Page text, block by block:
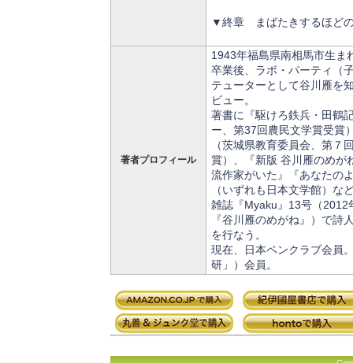
▼終章 まばたきするほど
著者プロフィール
1943年福島県南相馬市生ま
卒業後、ラボ・パーティ（
テューターとして谷川雁を
ビュー。
著書に『駆けろ鉄兵・田鶴
ー、第37回農民文学賞受賞
（茨城県教育委員会、第７
賞）、『新版 谷川雁のめ
流作家がいた』『あなたの
（いずれも日本文学館）な
雑誌『Myaku』13号（2012
『谷川雁のめがね』）で詩
を行なう。
現在、日本ペンクラブ会員
研」）会員。